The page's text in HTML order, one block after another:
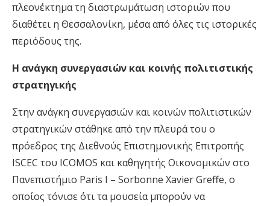
πλεονέκτημα τη διαστρωμάτωση ιστοριών που
διαθέτει η Θεσσαλονίκη, μέσα από όλες τις ιστορικές
περιόδους της.
Η ανάγκη συνεργασιών και κοινής πολιτιστικής
στρατηγικής
Στην ανάγκη συνεργασιών και κοινών πολιτιστικών
στρατηγικών στάθηκε από την πλευρά του ο
πρόεδρος της Διεθνούς Επιστημονικής Επιτροπής
ISCEC του ICOMOS και καθηγητής Οικονομικών στο
Πανεπιστήμιο Paris I – Sorbonne Xavier Greffe, ο
οποίος τόνισε ότι τα μουσεία μπορούν να